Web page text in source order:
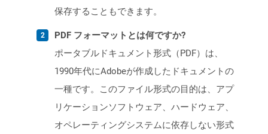
保存することもできます。
PDF フォーマットとは何ですか?
ポータブルドキュメント形式（PDF）は、
1990年代にAdobeが作成したドキュメントの
一種です。このファイル形式の目的は、アプ
リケーションソフトウェア、ハードウェア、
オペレーティングシステムに依存しない形式